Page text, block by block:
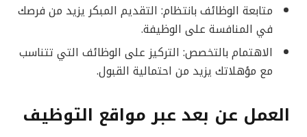
متابعة الوظائف بانتظام: التقديم المبكر يزيد من فرصك
في المنافسة على الوظيفة.
الاهتمام بالتخصص: التركيز على الوظائف التي تتناسب
مع مؤهلاتك يزيد من احتمالية القبول.
العمل عن بعد عبر مواقع التوظيف